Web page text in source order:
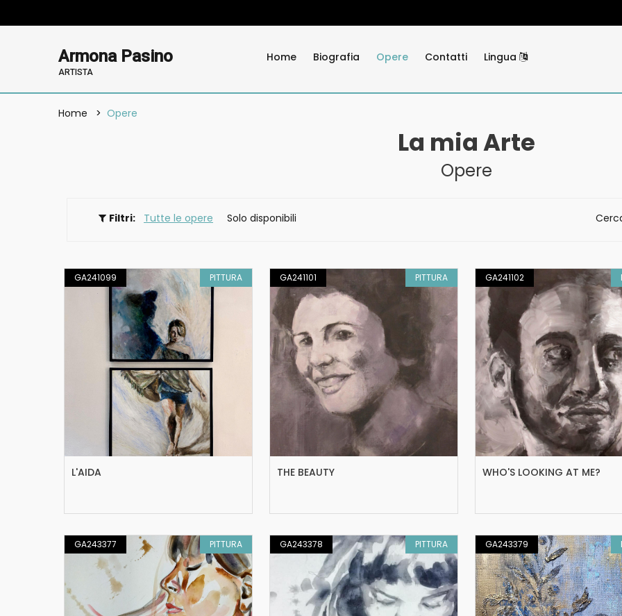
Armona Pasino
ARTISTA
Home Biografia Opere Contatti Lingua
Home Opere
La mia Arte
Opere
Filtri: Tutte le opere Solo disponibili
GA241099 PITTURA
L'AIDA
GA241101 PITTURA
THE BEAUTY
GA241102
WHO'S LOOKING AT ME?
GA243377 PITTURA GA243378 PITTURA GA243379